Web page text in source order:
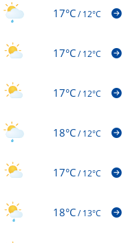
17°C/12°C
17°C/12°C
17°C/12°C
18°C/12°C
17°C/12°C
18°C/13°C